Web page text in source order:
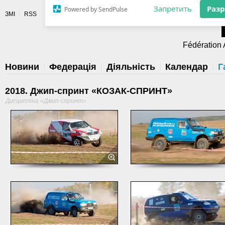
Разрешите сайту fau.ua отправлять
ЗМІ RSS
Fédération
Новини Федерація Діяльність Календар
2018. Джип-спринт «КОЗАК-СПРИНТ»
Дисципліна «Джип-спринт»